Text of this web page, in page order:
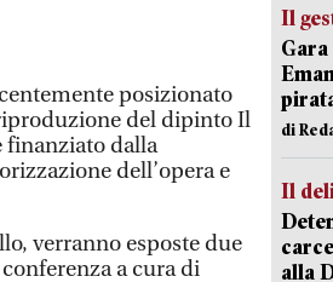
posizionato
del dipinto Il
finanziato dalla
dell’opera e
verranno esposte due
a cura di
Il
di
Il
alla